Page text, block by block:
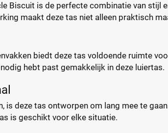
Biscuit is de perfecte combinatie van stijl
maakt deze tas niet alleen praktisch
biedt deze tas voldoende ruimte
hebt past gemakkelijk in deze luiertas.
is deze tas ontworpen om lang mee te
is geschikt voor elke situatie.